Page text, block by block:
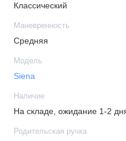
Классический
Маневренность
Средняя
Модель
Siena
Наличие
На складе, ожидание 1-2
Родительская ручка